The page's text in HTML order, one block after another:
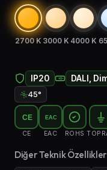
2700 K 3000 K 4000 K
IP20 DALI,
45°
CE
CE
EAC
EAC ROHS
Diğer Teknik Özellikler